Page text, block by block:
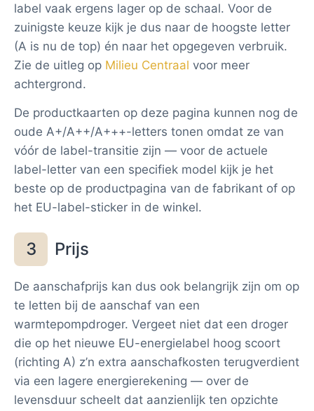
label vaak ergens lager op de schaal. Voor de
zuinigste keuze kijk je dus naar de hoogste letter
(A is nu de top) én naar het opgegeven verbruik.
Zie de uitleg op Milieu Centraal voor meer
achtergrond.
De productkaarten op deze pagina kunnen nog de
oude A+/A++/A+++-letters tonen omdat ze van
vóór de label-transitie zijn — voor de actuele
label-letter van een specifiek model kijk je het
beste op de productpagina van de fabrikant of op
het EU-label-sticker in de winkel.
3 Prijs
De aanschafprijs kan dus ook belangrijk zijn om op
te letten bij de aanschaf van een
warmtepompdroger. Vergeet niet dat een droger
die op het nieuwe EU-energielabel hoog scoort
(richting A) z’n extra aanschafkosten terugverdient
via een lagere energierekening — over de
levensduur scheelt dat aanzienlijk ten opzichte